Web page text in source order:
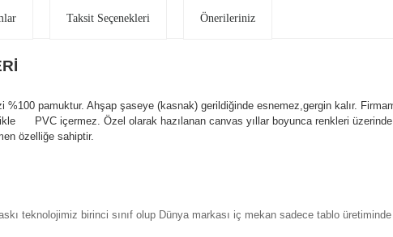
Taksit Seçenekleri Önerileriniz
pamuktur. Ahşap şaseye (kasnak) gerildiğinde esnemez,gergin kalır.
PVC içermez. Özel olarak hazılanan canvas yıllar boyunca renkleri
özelliğe sahiptir.
teknolojimiz birinci sınıf olup Dünya markası iç mekan sadece tablo üretiminde